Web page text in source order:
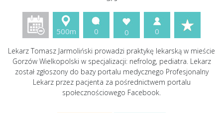
500m 0 0 0
Lekarz Tomasz Jarmoliński prowadzi praktykę lekarską w mieście
Gorzów Wielkopolski w specjalizacji: nefrolog, pediatra. Lekarz
został zgłoszony do bazy portalu medycznego Profesjonalny
Lekarz przez pacjenta za pośrednictwem portalu
społecznościowego Facebook.